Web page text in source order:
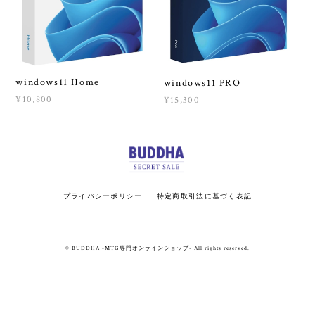
windows11 Home
¥10,800
windows11 PRO
¥15,300
プライバシーポリシー 特定商取引法に基づく表記
© BUDDHA -MTG専門オンラインショップ- All rights reserved.